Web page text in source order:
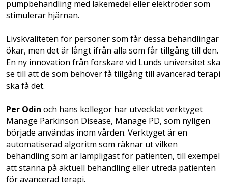
pumpbehandling med läkemedel eller elektroder som
stimulerar hjärnan.
Livskvaliteten för personer som får dessa behandlingar
ökar, men det är långt ifrån alla som får tillgång till den.
En ny innovation från forskare vid Lunds universitet ska
se till att de som behöver få tillgång till avancerad terapi
ska få det.
Per Odin och hans kollegor har utvecklat verktyget
Manage Parkinson Disease, Manage PD, som nyligen
började användas inom vården. Verktyget är en
automatiserad algoritm som räknar ut vilken
behandling som är lämpligast för patienten, till exempel
att stanna på aktuell behandling eller utreda patienten
för avancerad terapi.